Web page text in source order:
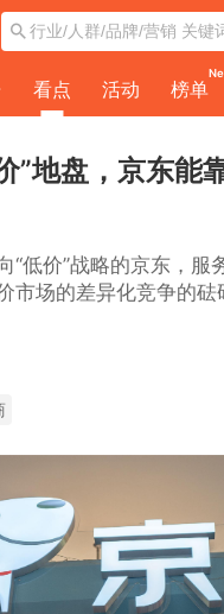
看点 活动 榜单
”地盘，京东能
“低价”战略的京东，服
市场的差异化竞争的砝